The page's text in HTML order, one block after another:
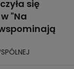
się
"Na